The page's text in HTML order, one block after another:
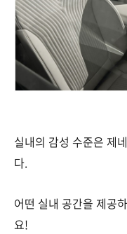
실내의 감성 수준은 제
다.
어떤 실내 공간을 제공
요!